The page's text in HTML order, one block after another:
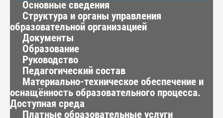
Основные сведения
Структура и органы управления
образовательной организацией
Документы
Образование
Руководство
Педагогический состав
Материально-техническое обеспечение и
оснащённость образовательного процесса.
Доступная среда
Платные образовательные услуги